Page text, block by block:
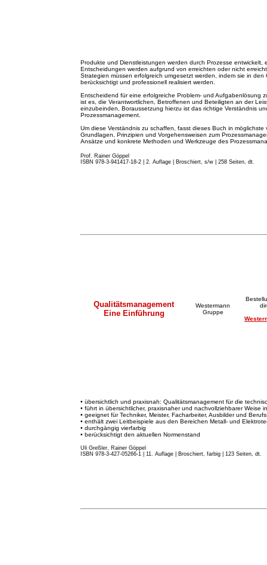
Produkte und Dienstleistungen werden durch Prozesse entwickelt,
Entscheidungen werden aufgrund von erreichten oder nicht
Strategien müssen erfolgreich umgesetzt werden, indem sie in
berücksichtigt und professionell realisiert werden.
Entscheidend für eine erfolgreiche Problem- und Aufgabenlösung
ist es, die Verantwortlichen, Betroffenen und Beteiligten an der
einzubeinden, Boraussetzung hierzu ist das richtige Verständnis
Prozessmanagement.
Um diese Verständnis zu schaffen, fasst dieses Buch in möglichste
Grundlagen, Prinzipien und Vorgehensweisen zum
Ansätze und konkrete Methoden und Werkzeuge des
Prof. Rainer Göppel
ISBN 978-3-941417-18-2 | 2. Auflage Broschiert, s/w | 258 Seiten, dt.
Qualitätsmanagement
Eine Einführung
Westermann
Gruppe
• übersichtlich und praxisnah: Qualitätsmanagement für die
• führt in übersichtlicher, praxisnaher und nachvollziehbarer Weise
• geeignet für Techniker, Meister, Facharbeiter, Ausbilder und
• enthält zwei Leitbeispiele aus den Bereichen Metall- und
• durchgängig vierfarbig
• berücksichtigt den aktuellen Normenstand
Uli Greßler, Rainer Göppel
ISBN 978-3-427-05266-1 | 11. Auflage
Broschiert, farbig | 123 Seiten, dt.